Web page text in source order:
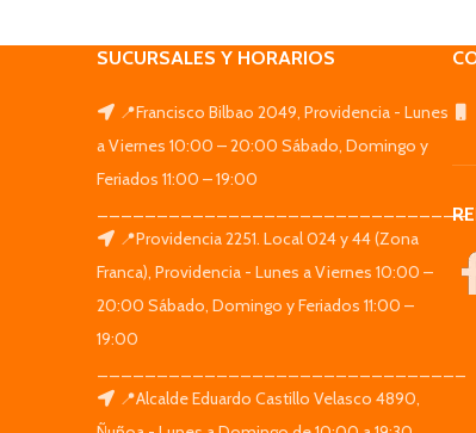
SUCURSALES Y HORARIOS
📍Francisco Bilbao 2049, Providencia - Lunes
a Viernes 10:00 – 20:00 Sábado, Domingo y
Feriados 11:00 – 19:00
_______________________________
📍Providencia 2251. Local 024 y 44 (Zona
Franca), Providencia - Lunes a Viernes 10:00 –
20:00 Sábado, Domingo y Feriados 11:00 –
19:00
📍Alcalde Eduardo Castillo Velasco 4890,